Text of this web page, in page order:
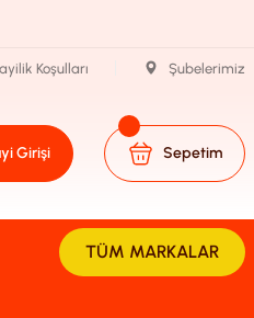
Koşulları Şubelerimiz
Girişi Sepetim
TÜM MARKALAR